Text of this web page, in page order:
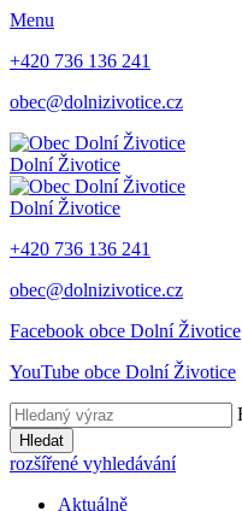
Menu
+420 736 136 241
obec@dolnizivotice.cz
Dolní Životice
Dolní Životice
+420 736 136 241
obec@dolnizivotice.cz
Facebook obce Dolní Životice
YouTube obce Dolní Životice
Hledat
rozšířené vyhledávání
Aktuálně